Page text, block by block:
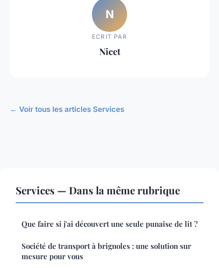
N
ECRIT PAR
Nicet
← Voir tous les articles Services
Services — Dans la même rubrique
Que faire si j'ai découvert une seule punaise de lit ?
Société de transport à brignoles : une solution sur
mesure pour vous